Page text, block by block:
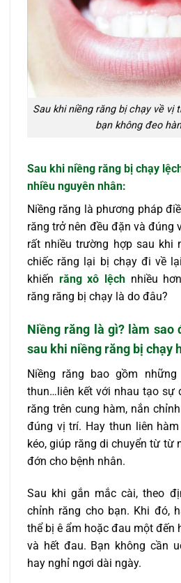
Sau khi niềng răng bị chạy về vị
bạn không đeo
Sau khi niềng răng bị chạy
nhiều nguyên nhân:
Niềng răng là phương pháp
răng trở nên đều đặn và đúng
rất nhiều trường hợp sau khi
chiếc răng lại bị chạy đi về
khiến răng xô lệch nhiều
răng răng bị chạy là do đâu?
Niềng răng là gì? làm sao
sau khi niềng răng bị chạy
Niềng răng bao gồm
thun…liên kết với nhau tạo sự
răng trên cung hàm, nắn
đúng vị trí. Hay thun liên
kéo, giúp răng di chuyển từ từ
đớn cho bệnh nhân.
Sau khi gắn mắc cài, theo
chỉnh răng cho bạn. Khi đó,
thể bị ê ẩm hoặc đau một đến
và hết đau. Bạn không cần
hay nghỉ ngơi dài ngày.